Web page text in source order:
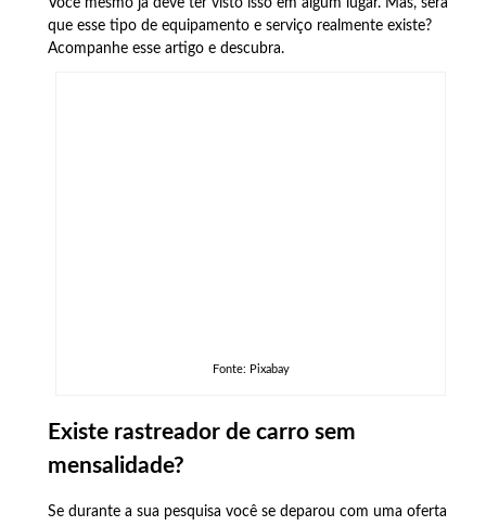
Você mesmo já deve ter visto isso em algum lugar. Mas, será
que esse tipo de equipamento e serviço realmente existe?
Acompanhe esse artigo e descubra.
Fonte: Pixabay
Existe rastreador de carro sem
mensalidade?
Se durante a sua pesquisa você se deparou com uma oferta